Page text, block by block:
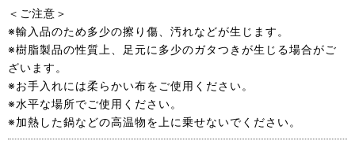
＜ご注意＞
※輸入品のため多少の擦り傷、汚れなどが生じます。
※樹脂製品の性質上、足元に多少のガタつきが生じる場合がご
ざいます。
※お手入れには柔らかい布をご使用ください。
※水平な場所でご使用ください。
※加熱した鍋などの高温物を上に乗せないでください。